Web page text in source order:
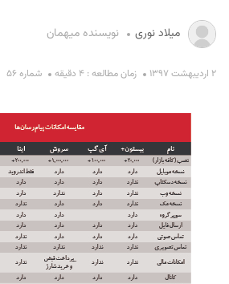
میلاد نوری نویسنده میهمان
۲ اردیبهشت ۱۳۹۷ زمان مطالعه : ۴ دقیقه شماره ۵۶